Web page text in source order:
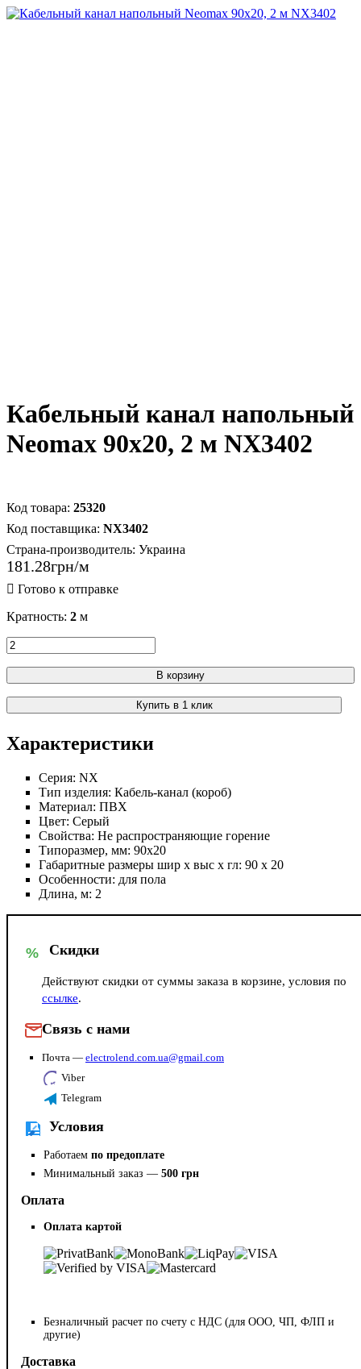
Кабельный канал напольный
Neomax 90x20, 2 м NX3402
25320
NX3402
Страна-производитель: Украина
181.28грн
Кратность: 2 м
В корзину
Купить в 1 клик
Характеристики
Серия: NX
Тип изделия: Кабель-канал (короб)
Материал: ПВХ
Цвет: Серый
Свойства: Не распространяющие горение
Типоразмер, мм: 90х20
Габаритные размеры шир х выс х гл: 90 х 20
Особенности: для пола
Длина, м: 2
% Скидки
Действуют скидки от суммы заказа в корзине, условия по
ссылке.
Связь с нами
Почта — electrolend.com.ua@gmail.com
Viber
Telegram
Условия
Работаем по предоплате
Минимальный заказ — 500 грн
Оплата
Оплата картой
Безналичный расчет по счету с НДС (для ООО, ЧП, ФЛП и
другие)
Доставка